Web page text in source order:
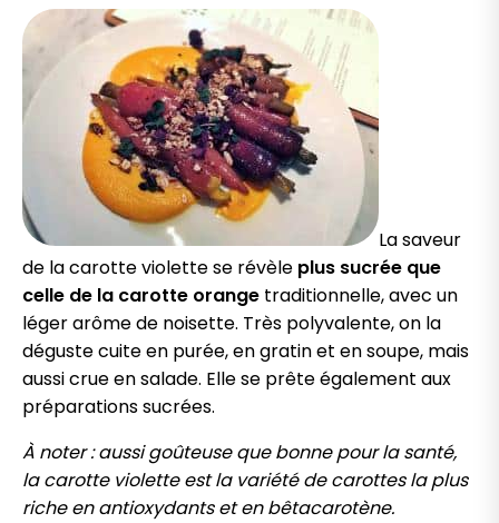
La saveur
de la carotte violette se révèle plus sucrée que
celle de la carotte orange traditionnelle, avec un
léger arôme de noisette. Très polyvalente, on la
déguste cuite en purée, en gratin et en soupe, mais
aussi crue en salade. Elle se prête également aux
préparations sucrées.
À noter : aussi goûteuse que bonne pour la santé,
la carotte violette est la variété de carottes la plus
riche en antioxydants et en bêtacarotène.